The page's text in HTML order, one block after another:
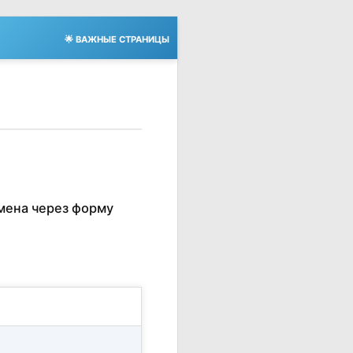
🌟 ВАЖНЫЕ СТРАНИЦЫ
через форму